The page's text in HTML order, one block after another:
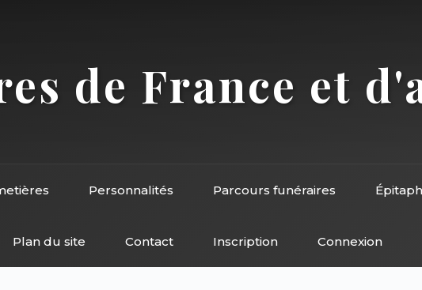
de France et
Personnalités Parcours funéraires
Plan du site Contact Inscription Connexion